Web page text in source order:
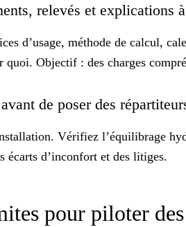
relevés et explications
d’usage, méthode de calcul,
quoi. Objectif : des charges
de poser des
Vérifiez l’équilibrage
écarts d’inconfort et des litiges.
pour piloter